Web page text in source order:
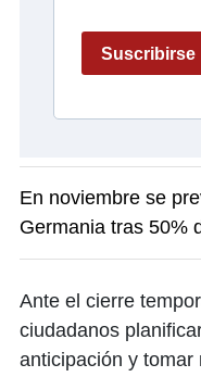
En noviembre se
Germania tras 50%
Ante el cierre
ciudadanos
anticipación y tomar